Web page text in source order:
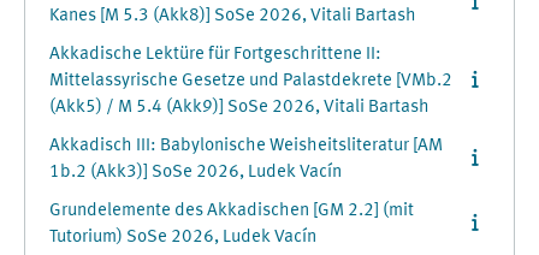
Kanes [M 5.3 (Akk8)] SoSe 2026, Vitali Bartash
Akkadische Lektüre für Fortgeschrittene II:
Mittelassyrische Gesetze und Palastdekrete [VMb.2
(Akk5) / M 5.4 (Akk9)] SoSe 2026, Vitali Bartash
Akkadisch III: Babylonische Weisheitsliteratur [AM
1b.2 (Akk3)] SoSe 2026, Ludek Vacín
Grundelemente des Akkadischen [GM 2.2] (mit
Tutorium) SoSe 2026, Ludek Vacín